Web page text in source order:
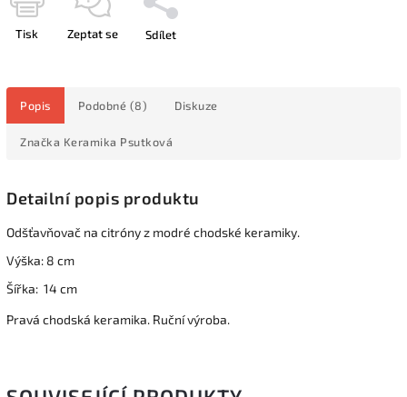
Tisk Zeptat se Sdílet
Popis Podobné (8) Diskuze
Značka Keramika Psutková
Detailní popis produktu
Odšťavňovač na citróny z modré chodské keramiky.
Výška: 8 cm
Šířka: 14 cm
Pravá chodská keramika. Ruční výroba.